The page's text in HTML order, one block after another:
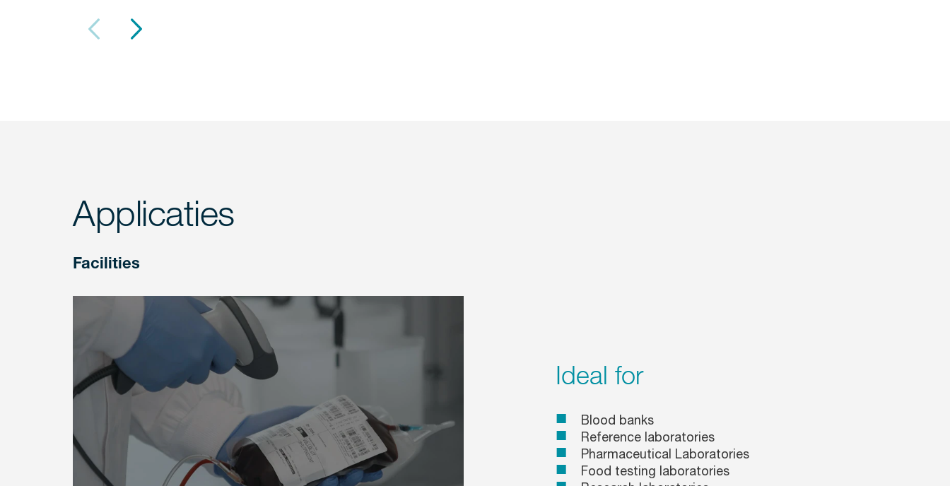
Applicaties
Facilities
Ideal for
Blood banks
Reference laboratories
Pharmaceutical Laboratories
Food testing laboratories